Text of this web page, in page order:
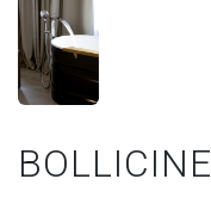
BOLLICINE